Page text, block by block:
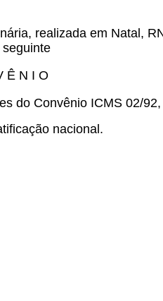
realizada em Natal,
Ê N I O
do Convênio ICMS 02/
nacional.